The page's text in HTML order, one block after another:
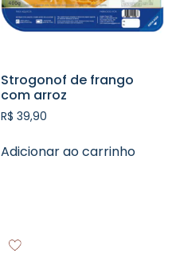
Strogonof de frango
com arroz
R$ 39,90
Adicionar ao carrinho